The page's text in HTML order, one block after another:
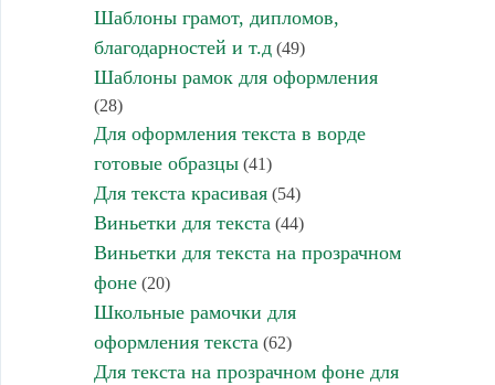
Шаблоны грамот, дипломов,
благодарностей и т.д(49)
Шаблоны рамок для оформления
(28)
Для оформления текста в ворде
готовые образцы(41)
Для текста красивая(54)
Виньетки для текста (44)
Виньетки для текста на прозрачном
фоне(20)
Школьные рамочки для
оформления текста (62)
Для текста на прозрачном фоне для